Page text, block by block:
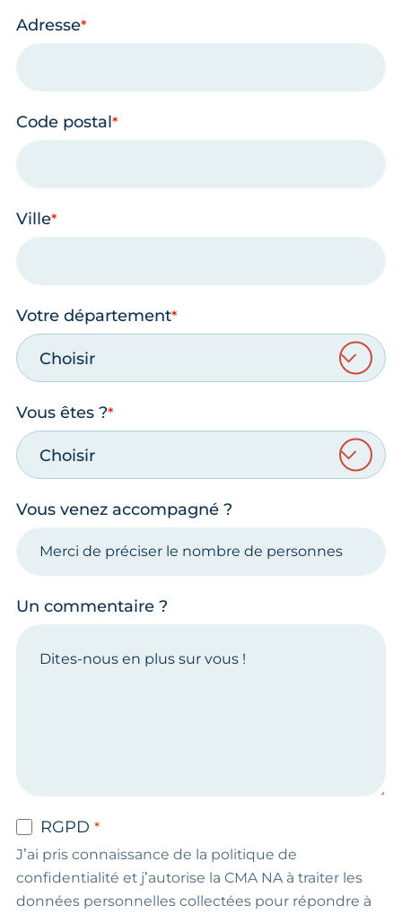
Adresse
Code postal
Ville
Votre département
Choisir
Vous êtes ?
Choisir
Vous venez accompagné ?
Un commentaire ?
RGPD
J’ai pris connaissance de la politique de
confidentialité et j’autorise la CMA NA à traiter les
données personnelles collectées pour répondre à